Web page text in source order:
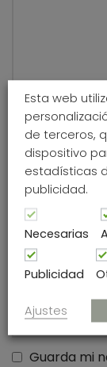
Nombre*
Correo
Guarda mi
Esta web
de terceros,
dispositivo
estadísticas
publicidad.
Necesarias
Publicidad
Ajustes